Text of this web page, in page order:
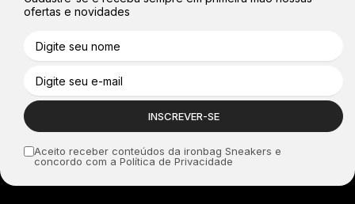
ofertas e novidades
Aceito receber conteúdos da ironbag Sneakers e
concordo com a Política de Privacidade